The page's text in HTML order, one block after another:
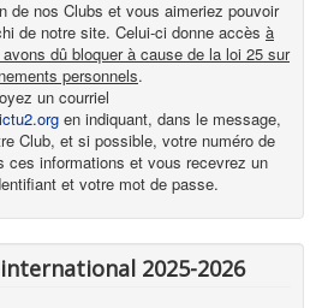
de nos Clubs et vous aimeriez pouvoir
de notre site. Celui-ci donne accès à
dû bloquer à cause de la loi 25 sur
personnels.
un courriel
en indiquant, dans le message,
Club, et si possible, votre numéro de
ces informations et vous recevrez un
et votre mot de passe.
2025-2026